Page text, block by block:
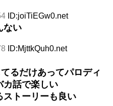
ID:joiTiEGw0.net
ない
ID:MjttkQuh0.net
るだけあってパロディ
カ話で楽しい
ストーリーも良い